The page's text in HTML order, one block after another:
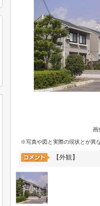
画
※写真や図と実際の現状とが異
【外観】